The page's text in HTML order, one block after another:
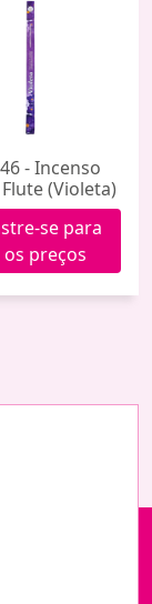
- Incenso
(Violeta)
se para
preços